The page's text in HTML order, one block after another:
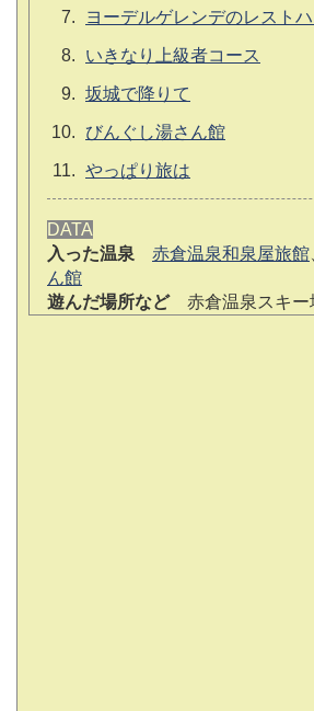
ヨーデルゲレンデのレスト
いきなり上級者コース
坂城で降りて
びんぐし湯さん館
やっぱり旅は
DATA
入った温泉
赤倉温泉和泉屋旅館
ん館
遊んだ場所など赤倉温泉スキー